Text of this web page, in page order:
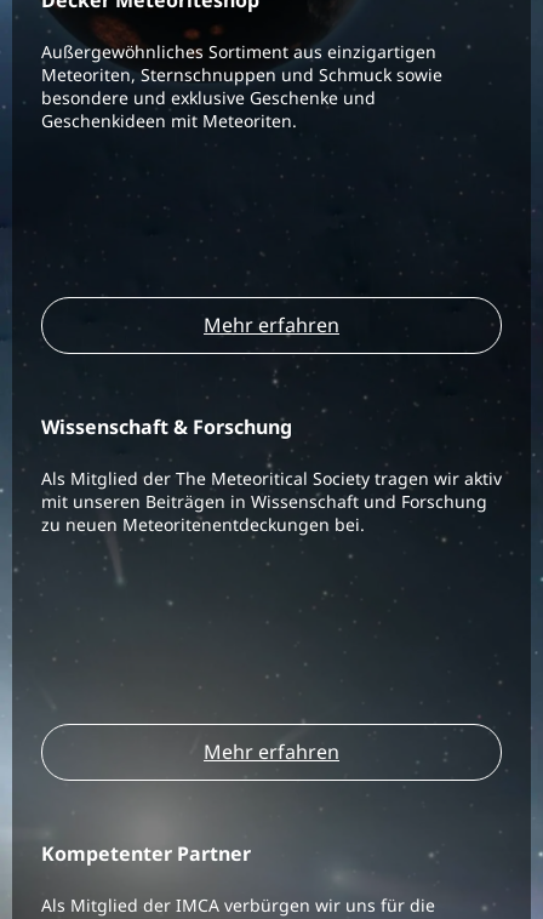
Außergewöhnliches Sortiment aus einzigartigen
Meteoriten, Sternschnuppen und Schmuck sowie
besondere und exklusive Geschenke und
Geschenkideen mit Meteoriten.
Mehr erfahren
Wissenschaft & Forschung
Als Mitglied der The Meteoritical Society tragen wir aktiv
mit unseren Beiträgen in Wissenschaft und Forschung
zu neuen Meteoritenentdeckungen bei.
Mehr erfahren
Kompetenter Partner
Als Mitglied der IMCA verbürgen wir uns für die